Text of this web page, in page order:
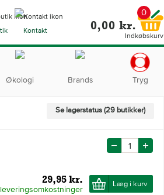
Kontakt
0
0,00 kr.
Indkøbskurv
Økologi Brands Tryg
Se lagerstatus (29 butikker)
29,95 kr. Læg i kurv